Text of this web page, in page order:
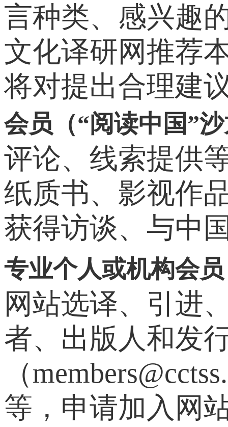
言种类、感兴趣
文化译研网推荐
将对提出合理建
会员（“阅读中国”
评论、线索提供
纸质书、影视作
获得访谈、与中
专业个人或机构会
网站选译、引进
者、出版人和发
（
等，申请加入网